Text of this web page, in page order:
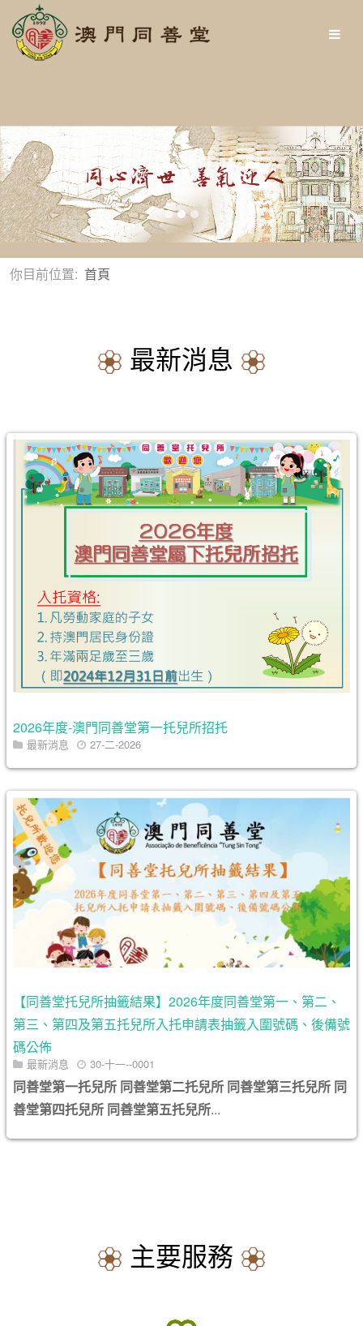
你目前位置: 首頁
最新消息
2026年度-澳門同善堂第一托兒所招托
最新消息 27-二-2026
【同善堂托兒所抽籤結果】2026年度同善堂第一、第二、
第三、第四及第五托兒所入托申請表抽籤入圍號碼、後備號
碼公佈
最新消息 30-十一--0001
同善堂第一托兒所 同善堂第二托兒所 同善堂第三托兒所 同
善堂第四托兒所 同善堂第五托兒所...
主要服務